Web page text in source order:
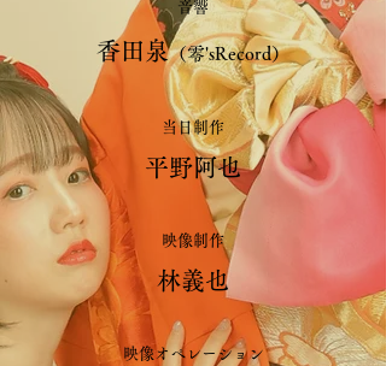
音響
香田泉（零'sRecord）
当日制作
平野阿也
映像制作
林義也
映像オペレーション